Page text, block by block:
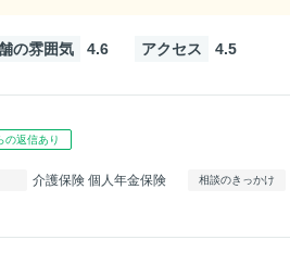
の雰囲気 4.6 アクセス 4.5
の返信あり
介護保険 個人年金保険 相談のきっかけ